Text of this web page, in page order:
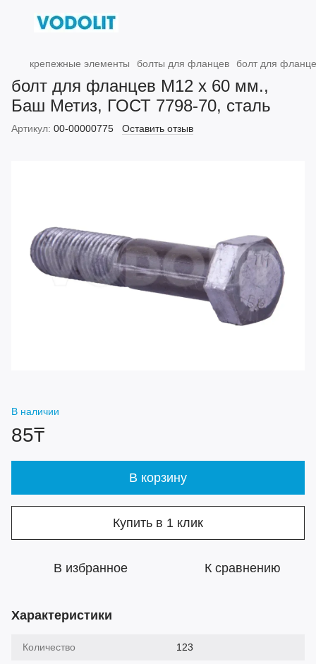
крепежные элементы болты для фланцев болт для
болт для фланцев М12 х 60 мм.,
Баш Метиз, ГОСТ 7798-70, сталь
Артикул: 00-00000775 Оставить отзыв
В наличии
85₸
В корзину
Купить в 1 клик
В избранное К сравнению
Характеристики
Количество 123